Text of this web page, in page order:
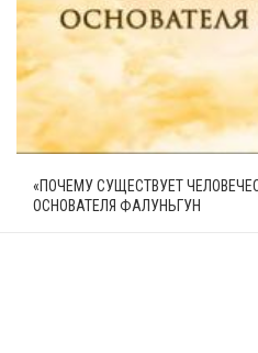
«ПОЧЕМУ СУЩЕСТВУЕТ
ОСНОВАТЕЛЯ ФАЛУНЬГУН